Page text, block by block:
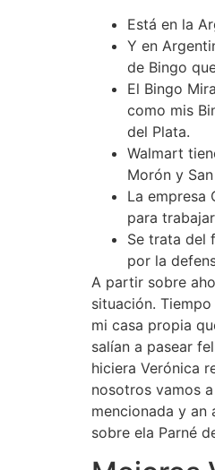
Está en la
Y en
de Bingo
El Bingo
como mis
del Plata.
Walmart
Morón y
La empresa
para
Se trata del
por la
A partir sobre
situación.
mi casa propia
salían a pasear
hiciera Verónica
nosotros vamos
mencionada y an
sobre ela Parné